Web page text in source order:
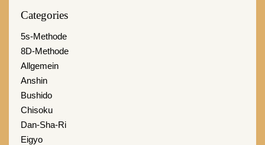
Categories
5s-Methode
8D-Methode
Allgemein
Anshin
Bushido
Chisoku
Dan-Sha-Ri
Eigyo